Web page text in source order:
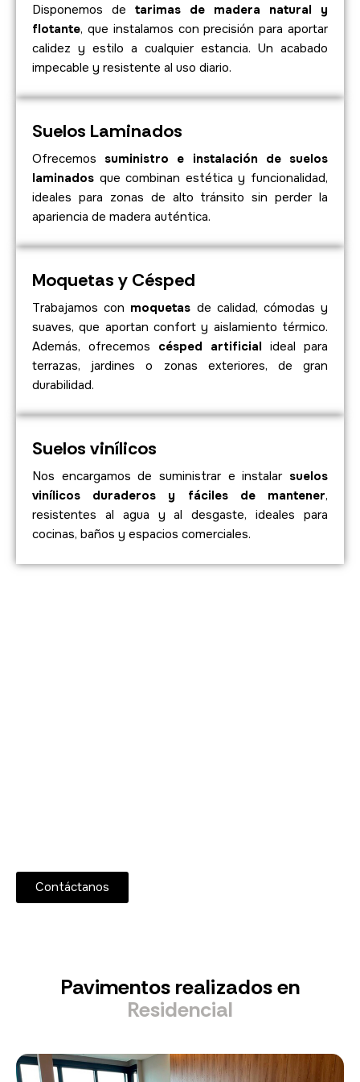
Disponemos de tarimas de madera natural y
flotante, que instalamos con precisión para aportar
calidez y estilo a cualquier estancia. Un acabado
impecable y resistente al uso diario.
Suelos Laminados
Ofrecemos suministro e instalación de suelos
laminados que combinan estética y funcionalidad,
ideales para zonas de alto tránsito sin perder la
apariencia de madera auténtica.
Moquetas y Césped
Trabajamos con moquetas de calidad, cómodas y
suaves, que aportan confort y aislamiento térmico.
Además, ofrecemos césped artificial ideal para
terrazas, jardines o zonas exteriores, de gran
durabilidad.
Suelos vinílicos
Nos encargamos de suministrar e instalar suelos
vinílicos duraderos y fáciles de mantener,
resistentes al agua y al desgaste, ideales para
cocinas, baños y espacios comerciales.
Contáctanos
Pavimentos realizados en
Residencial